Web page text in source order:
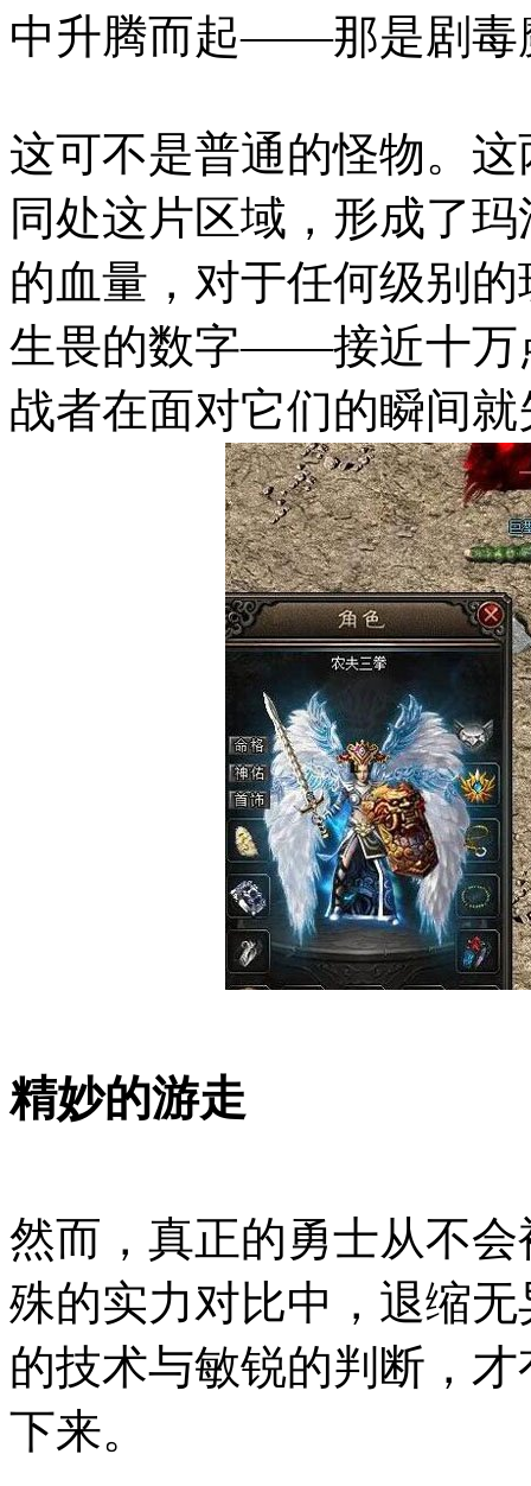
中升腾而起——那是剧毒
这可不是普通的怪物。
同处这片区域，形成了
的血量，对于任何级别
生畏的数字——接近十万
战者在面对它们的瞬间
精妙的游走
然而，真正的勇士从不
殊的实力对比中，退缩
的技术与敏锐的判断，
下来。